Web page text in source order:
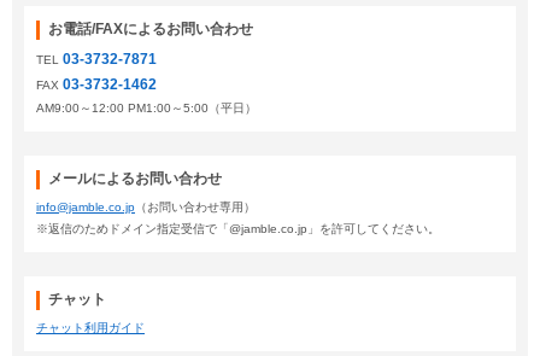
お電話/FAXによるお問い合わせ
TEL 03-3732-7871
FAX 03-3732-1462
AM9:00～12:00 PM1:00～5:00（平日）
メールによるお問い合わせ
info@jamble.co.jp （お問い合わせ専用）
※返信のためドメイン指定受信で「@jamble.co.jp」を許可してください。
チャット
チャット利用ガイド